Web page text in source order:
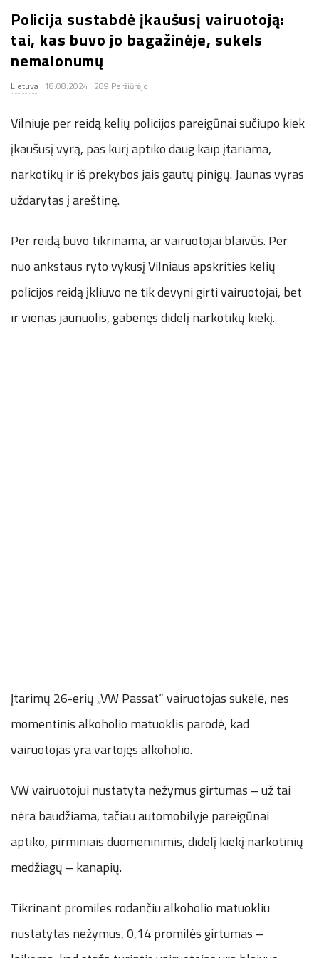
.
c
o
.
u
k
Policija sustabdė įkaušusį vairuotoją:
tai, kas buvo jo bagažinėje, sukels
nemalonumų
Lietuva 18.08.2024 289 Peržiūrėjo
Vilniuje per reidą kelių policijos pareigūnai sučiupo kiek
įkaušusį vyrą, pas kurį aptiko daug kaip įtariama,
narkotikų ir iš prekybos jais gautų pinigų. Jaunas vyras
uždarytas į areštinę.
Per reidą buvo tikrinama, ar vairuotojai blaivūs. Per
nuo ankstaus ryto vykusį Vilniaus apskrities kelių
policijos reidą įkliuvo ne tik devyni girti vairuotojai, bet
ir vienas jaunuolis, gabenęs didelį narkotikų kiekį.
Įtarimų 26-erių „VW Passat“ vairuotojas sukėlė, nes
momentinis alkoholio matuoklis parodė, kad
vairuotojas yra vartojęs alkoholio.
VW vairuotojui nustatyta nežymus girtumas – už tai
nėra baudžiama, tačiau automobilyje pareigūnai
aptiko, pirminiais duomeninimis, didelį kiekį narkotinių
medžiagų – kanapių.
Tikrinant promiles rodančiu alkoholio matuokliu
nustatytas nežymus, 0,14 promilės girtumas –